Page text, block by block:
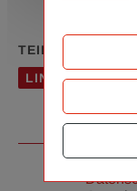
TEILEN
LINK KOPIEREN